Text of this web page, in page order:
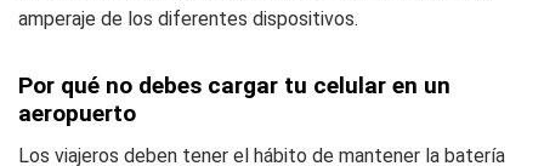
amperaje de los diferentes dispositivos.
Por qué no debes cargar tu celular en un
aeropuerto
Los viajeros deben tener el hábito de mantener la batería